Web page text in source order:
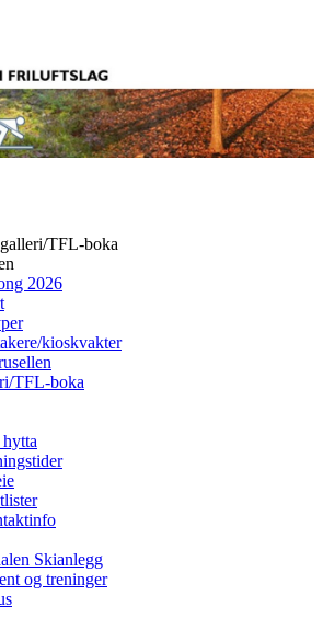
TFL-boka
2026
kioskvakter
TFL-boka
Skianlegg
og treninger